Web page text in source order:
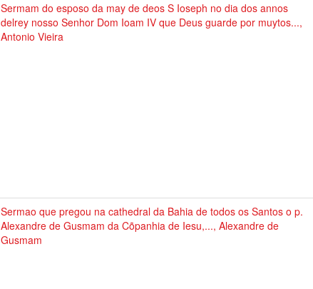
Sermam do esposo da may de deos S Ioseph no dia dos annos
delrey nosso Senhor Dom Ioam IV que Deus guarde por muytos...,
Antonio Vieira
Sermao que pregou na cathedral da Bahia de todos os Santos o p.
Alexandre de Gusmam da Cõpanhia de Iesu,..., Alexandre de
Gusmam